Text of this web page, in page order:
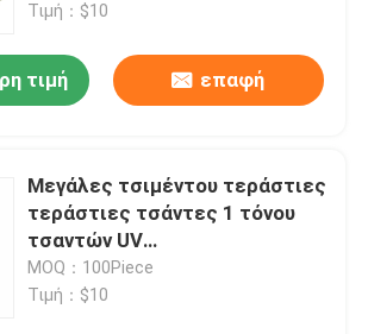
Τιμή：$10
τιμή επαφή
Μεγάλες τσιμέντου τεράστιες
τεράστιες τσάντες 1 τόνου
τσαντών UV
αντιμετωπισμένες
πολυπροπυλενίου κατασκευής
MOQ：100Piece
Τιμή：$10